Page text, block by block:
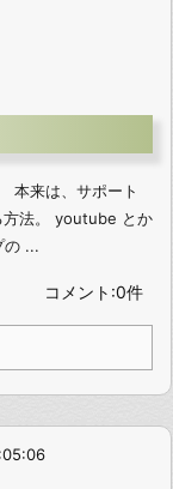
本来は、サポート
方法。 youtube とか
の ...
コメント:0件